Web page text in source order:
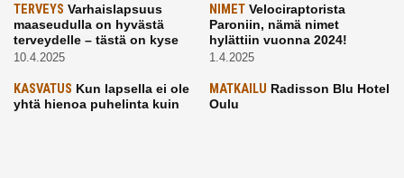
TERVEYS Varhaislapsuus
maaseudulla on hyvästä
terveydelle – tästä on kyse
10.4.2025
NIMETVelociraptorista
Paroniin, nämä nimet
hylättiin vuonna 2024!
1.4.2025
KASVATUS Kun lapsella ei ole
yhtä hienoa puhelinta kuin
MATKAILU Radisson Blu Hotel
Oulu